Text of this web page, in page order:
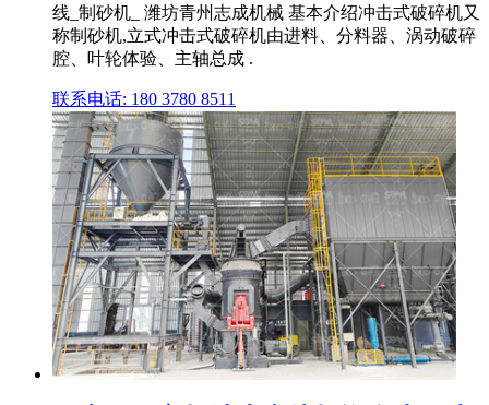
线_制砂机_ 潍坊青州志成机械 基本介绍冲击式破碎机又
称制砂机,立式冲击式破碎机由进料、分料器、涡动破碎
腔、叶轮体验、主轴总成 .
联系电话: 180 3780 8511